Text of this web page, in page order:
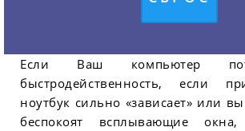
Если Ваш компьютер
быстродейственность, если
ноутбук сильно «зависает» или
беспокоят всплывающие